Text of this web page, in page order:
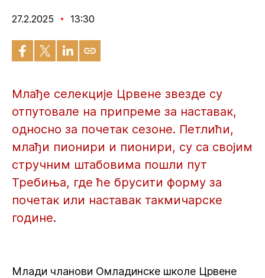
27.2.2025 13:30
Млађе селекције Црвене звезде су
отпутовале на припреме за наставак,
односно за почетак сезоне. Петлићи,
млађи пионири и пионири, су са својим
стручним штабовима пошли пут
Требиња, где ће брусити форму за
почетак или наставак такмичарске
године.
Млади чланови Омладинске школе Црвене